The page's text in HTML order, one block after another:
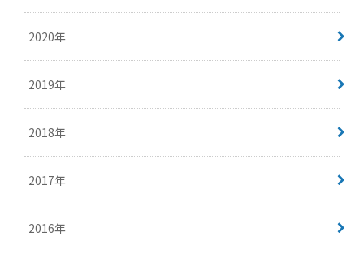
2020年
2019年
2018年
2017年
2016年